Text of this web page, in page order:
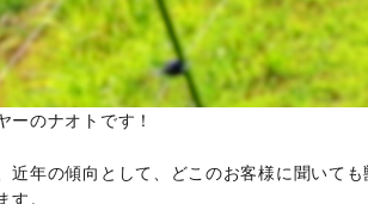
ーのナオトです！
年の傾向として、どこのお客様に聞いても
す。